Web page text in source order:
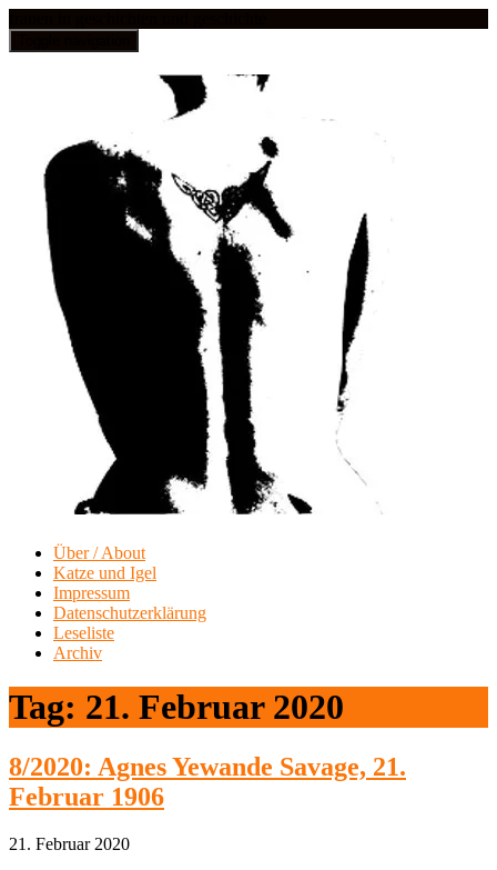
Über / About
Katze und Igel
Impressum
Datenschutzerklärung
Leseliste
Archiv
Tag: 21. Februar 2020
8/2020: Agnes Yewande Savage, 21.
Februar 1906
21. Februar 2020